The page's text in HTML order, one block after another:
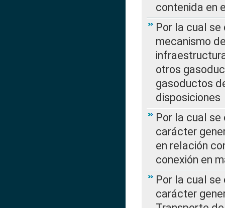
contenida en
Por la cual se
mecanismo
otros
gasoductos
disposiciones
Por la cual
carácter
en relación
conexión en
Por la cual
carácter